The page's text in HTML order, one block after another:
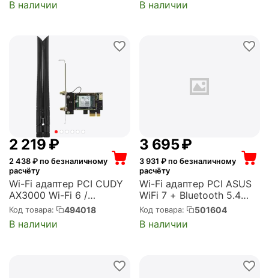
упаковка 10 штук (DWA-
В наличии
несъем., Intel only, AMD
В наличии
2 219 ₽
2 438 ₽ по безналичному
расчёту
Wi-Fi адаптер PCI CUDY
AX3000 Wi-Fi 6 /
Bluetooth 5.0 (Cudy
WE3000)
Код товара: 494018
В наличии
3 695₽
3 931 ₽ по безналичному
расчёту
Wi-Fi адаптер PCI ASUS
WiFi 7 + Bluetooth 5.4
2882+2882+688Mbps
6GHz/5GHz/2.4GHz,
90IG09G0-MO0B00 (PCE-
Код товара: 501604
В наличии